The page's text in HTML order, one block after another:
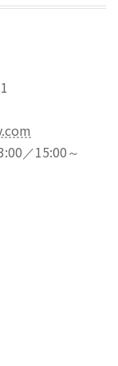
／15:00～